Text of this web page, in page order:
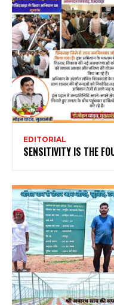
EDITORIAL
SENSITIVITY IS THE